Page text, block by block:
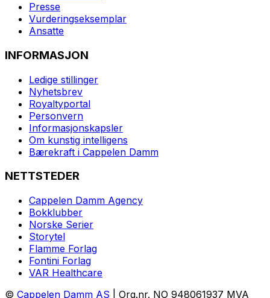
Presse
Vurderingseksemplar
Ansatte
INFORMASJON
Ledige stillinger
Nyhetsbrev
Royaltyportal
Personvern
Informasjonskapsler
Om kunstig intelligens
Bærekraft i Cappelen Damm
NETTSTEDER
Cappelen Damm Agency
Bokklubber
Norske Serier
Storytel
Flamme Forlag
Fontini Forlag
VAR Healthcare
© Cappelen Damm AS | Org.nr. NO 948061937 MVA